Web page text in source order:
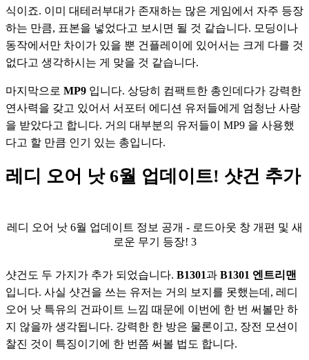
식이죠. 이미 대테러부대가 존재하는 많은 게임에서 자주 등장
하는 만큼, 표본을 넣었다고 보시면 될 것 같습니다. 모딩이나
동작에서만 차이가 있을 뿐 건플레이에 있어서는 크게 다를 것
없다고 생각하시는 게 맞을 것 같습니다.
마지막으로 MP9 입니다. 상당히 컴팩트한 총인데다가 강력한
연사력을 갖고 있어서 서포터 에디션 유저들에게 엄청난 사랑
을 받았다고 합니다. 거의 대부분의 유저들이 MP9 을 사용했
다고 할 만큼 인기 있는 총입니다.
레디 오어 낫 6월 업데이트! 샷건 추가
레디 오어 낫 6월 업데이트 정보 공개 - 로드아웃 창 개편 및 새
로운 무기 등장! 3
샷건도 두 가지가 추가 되었습니다. B1301과 B1301 엔트리맨
입니다. 사실 샷건을 쓰는 유저는 거의 보지를 못했는데, 레디
오어 낫 특유의 건파이트 느낌 때문에 이번에 한 번 써볼만 하
지 않을까 생각됩니다. 강력한 한 방은 물론이고, 장전 모션이
찰진 것이 특징이기에 한 번쯤 써볼 법도 합니다.